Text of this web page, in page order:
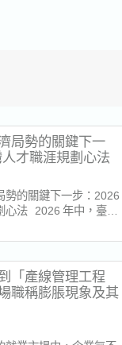
局勢的關鍵下一
才職涯規劃心法
勢的關鍵下一步：2026
法 2026 年中，臺灣
基礎建設相關產業依
臺灣雇主調查》中：高
「產線管理工程
職稱膨脹現象及其